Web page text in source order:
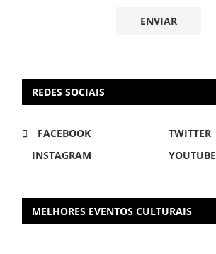
REDES SOCIAIS
FACEBOOK
TWITTER
INSTAGRAM
YOUTUBE
MELHORES EVENTOS CULTURAIS